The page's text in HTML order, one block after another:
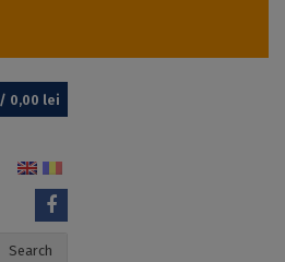
0,00 lei
Search